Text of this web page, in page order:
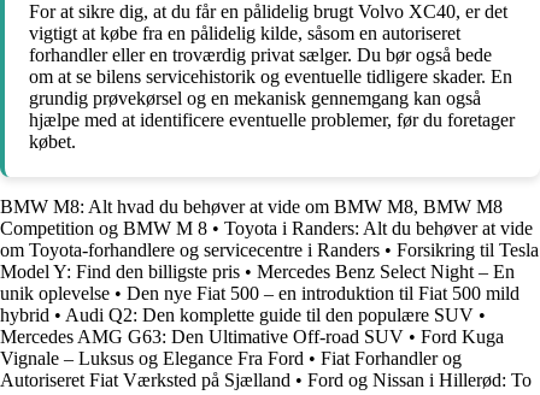
For at sikre dig, at du får en pålidelig brugt Volvo XC40, er det
vigtigt at købe fra en pålidelig kilde, såsom en autoriseret
forhandler eller en troværdig privat sælger. Du bør også bede
om at se bilens servicehistorik og eventuelle tidligere skader. En
grundig prøvekørsel og en mekanisk gennemgang kan også
hjælpe med at identificere eventuelle problemer, før du foretager
købet.
BMW M8: Alt hvad du behøver at vide om BMW M8, BMW M8
Competition og BMW M 8 • Toyota i Randers: Alt du behøver at vide
om Toyota-forhandlere og servicecentre i Randers • Forsikring til Tesla
Model Y: Find den billigste pris • Mercedes Benz Select Night – En
unik oplevelse • Den nye Fiat 500 – en introduktion til Fiat 500 mild
hybrid • Audi Q2: Den komplette guide til den populære SUV •
Mercedes AMG G63: Den Ultimative Off-road SUV • Ford Kuga
Vignale – Luksus og Elegance Fra Ford • Fiat Forhandler og
Autoriseret Fiat Værksted på Sjælland • Ford og Nissan i Hillerød: To